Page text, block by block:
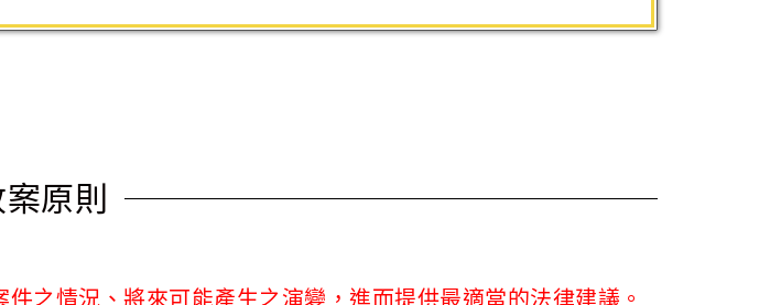
原則
之情況、將來可能產生之演變，進而提供最適當的法律建議。